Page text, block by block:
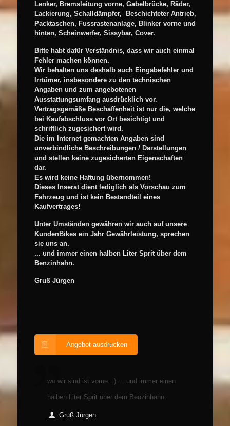
Lenker, Bremsleitung vorne, Gabelbrücke, Räder,
Lackierung, Schalldämpfer, Beschichteter Antrieb,
Packtaschen, Fussrastenanlage, Blinker vorne und
hinten, Scheinwerfer, Sissybar, Cover.
Bitte habt dafür Verständnis, dass wir auch einmal
Fehler machen können.
Wir behalten uns deshalb auch Eingabefehler und
Irrtümer, insbesondere zu den technischen
Angaben und zum angebotenen
Ausstattungsumfang ausdrücklich vor.
Vertragsgemäße Beschaffenheit ist nur die, welche
bei Kaufabschluss vor Ort besichtigt und
schriftlich zugesichert wird.
Die im Internet gemachten Angaben sind
unverbindliche Beschreibungen / Darstellungen
und stellen keine zugesicherten Eigenschaften
dar.
Es wird keine Haftung übernommen!
Dieses Inserat dient lediglich als Vorschau zum
Fahrzeug und ist kein Bestandteil eines
Kaufvertrages!
Unter Umständen gewähren wir auch auf unsere
KundenBikes ein Jahr Gewährleistung, sprechen
sie uns an.
... und immer einen halben Liter Sprit über dem
Benzinhahn.
Gruß Jürgen
Angebot ausdrucken
wo wir sind ist vorne. :) ... und immer einen
halben Liter Sprit über dem Benzinhahn.
Gruß Jürgen